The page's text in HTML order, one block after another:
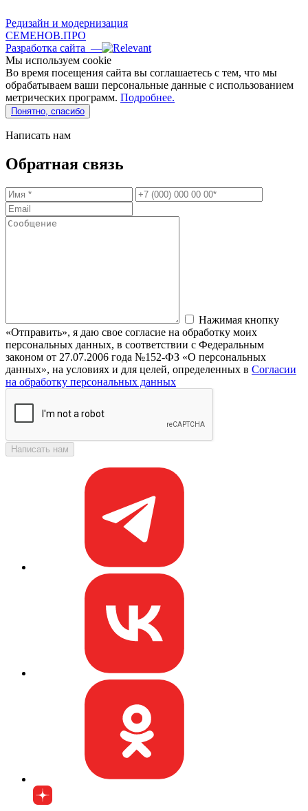
Редизайн и модернизация
СЕМЕНОВ.ПРО
Разработка сайта —
Мы используем сookie
Во время посещения сайта вы соглашаетесь с тем, что мы
обрабатываем ваши персональные данные с использованием
метрических программ. Подробнее.
Понятно, спасибо
Написать нам
Обратная связь
Нажимая кнопку
«Отправить», я даю свое согласие на обработку моих
персональных данных, в соответствии с Федеральным
законом от 27.07.2006 года №152-ФЗ «О персональных
данных», на условиях и для целей, определенных в Согласии
на обработку персональных данных